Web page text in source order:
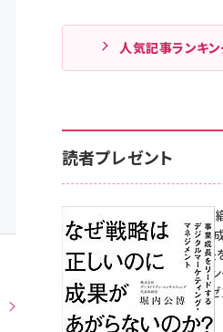
人気記事ランキン
読者プレゼント
成果を生む組
は正しいのに
か？ 事業成長
ルマーケティン
3名様にプレゼ
8月7日 10:00